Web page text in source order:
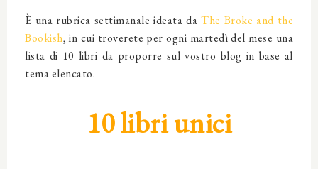
È una rubrica settimanale ideata da The Broke and the
Bookish, in cui troverete per ogni martedì del mese una
lista di 10 libri da proporre sul vostro blog in base al
tema elencato.
10 libri unici